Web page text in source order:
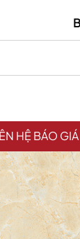
HỆ BÁO GIÁ